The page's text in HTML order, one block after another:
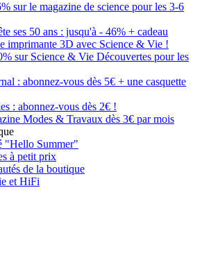
sur le magazine de science pour les 3-6
ses 50 ans : jusqu'à - 46% + cadeau
imprimante 3D avec Science & Vie !
sur Science & Vie Découvertes pour les
: abonnez-vous dès 5€ + une casquette
: abonnez-vous dès 2€ !
Modes & Travaux dès 3€ par mois
"Hello Summer"
à petit prix
de la boutique
et HiFi